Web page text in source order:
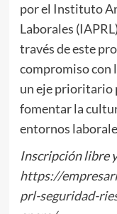
por el Instituto
Laborales
través de este
compromiso con
un eje prioritario
fomentar la
entornos
Inscripción libre
https://
prl-seguridad-